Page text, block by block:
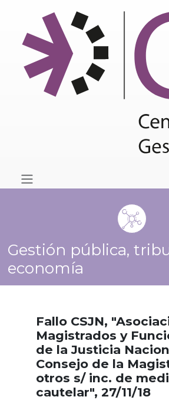
Gestión pública,
economía
Fallo CSJN,
Magistrados y
de la Justicia
Consejo de la
otros s/ inc. de
cautelar", 27/11/18